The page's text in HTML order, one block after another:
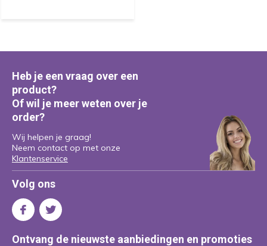
Heb je een vraag over een
product?
Of wil je meer weten over je
order?
Wij helpen je graag!
Neem contact op met onze
Klantenservice
Volg ons
Ontvang de nieuwste aanbiedingen en promoties